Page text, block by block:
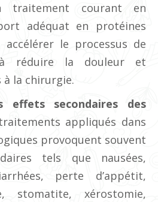
traitement courant en
adéquat en protéines
le processus de
réduire la douleur et
à la chirurgie.
effets secondaires des
appliqués dans
provoquent souvent
tels que nausées,
perte d’appétit,
stomatite, xérostomie,